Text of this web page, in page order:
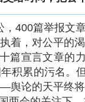
，400篇举报文
着，对公平的渴
篇宣言文章的
积累的污名。
论的天平终将